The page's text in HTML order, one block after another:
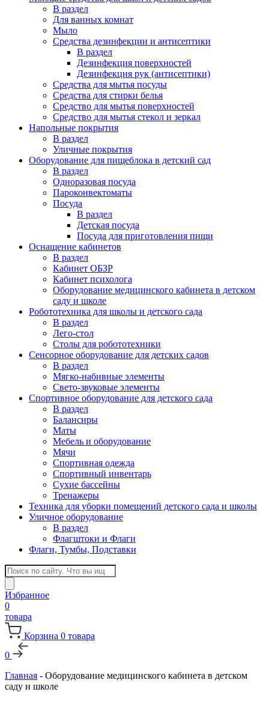
В раздел
Для ванных комнат
Мыло
Средства дезинфекции и антисептики
В раздел
Дезинфекция поверхностей
Дезинфекция рук (антисептики)
Средства для мытья посуды
Средства для стирки белья
Средство для мытья поверхностей
Средство для мытья стекол и зеркал
Напольные покрытия
В раздел
Уличные покрытия
Оборудование для пищеблока в детский сад
В раздел
Одноразовая посуда
Пароконвектоматы
Посуда
В раздел
Детская посуда
Посуда для приготовления пищи
Оснащение кабинетов
В раздел
Кабинет ОБЗР
Кабинет психолога
Оборудование медицинского кабинета в детском
саду и школе
Робототехника для школы и детского сада
В раздел
Лего-стол
Столы для робототехники
Сенсорное оборудование для детских садов
В раздел
Мягко-набивные элементы
Свето-звуковые элементы
Спортивное оборудование для детского сада
В раздел
Балансиры
Маты
Мебель и оборудование
Мячи
Спортивная одежда
Спортивный инвентарь
Сухие бассейны
Тренажеры
Техника для уборки помещений детского сада и школы
Уличное оборудование
В раздел
Флагштоки и Флаги
Флаги, Тумбы, Подставки
Поиск
товаров
Избранное
0
товара
Корзина 0 товара
0
Главная - Оборудование медицинского кабинета в детском
саду и школе